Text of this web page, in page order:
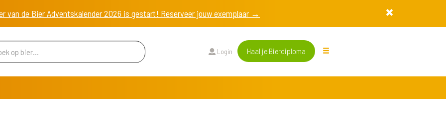
van de Bier Adventskalender 2026 is gestart! Reserveer jouw exemplaar →
Login Haal je Bierdiploma